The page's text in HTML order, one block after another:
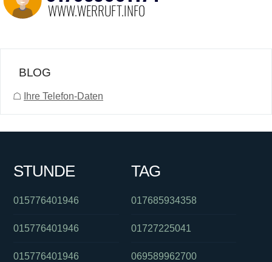
BLOG
☖ Ihre Telefon-Daten
STUNDE
015776401946
015776401946
015776401946
TAG
017685934358
01727225041
069589962700